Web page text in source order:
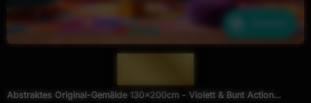
Abstraktes Original-Gemälde 130x200cm - Violett & Bunt Action